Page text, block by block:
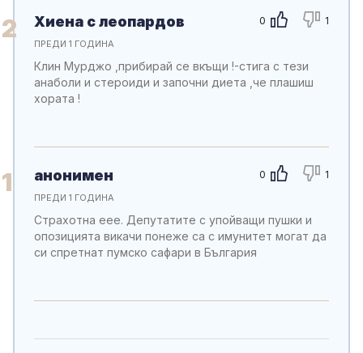
2 0 1
Хиена с леопардов
ПРЕДИ 1 ГОДИНА
Клин Мурджо ,прибирай се вкъщи !-стига с тези
анаболи и стероиди и започни диета ,че плашиш
хората !
1 0 1
анонимен
ПРЕДИ 1 ГОДИНА
Страхотна еее. Депутатите с упойващи пушки и
опозицията викачи понеже са с имунитет могат да
си спретнат пумско сафари в България